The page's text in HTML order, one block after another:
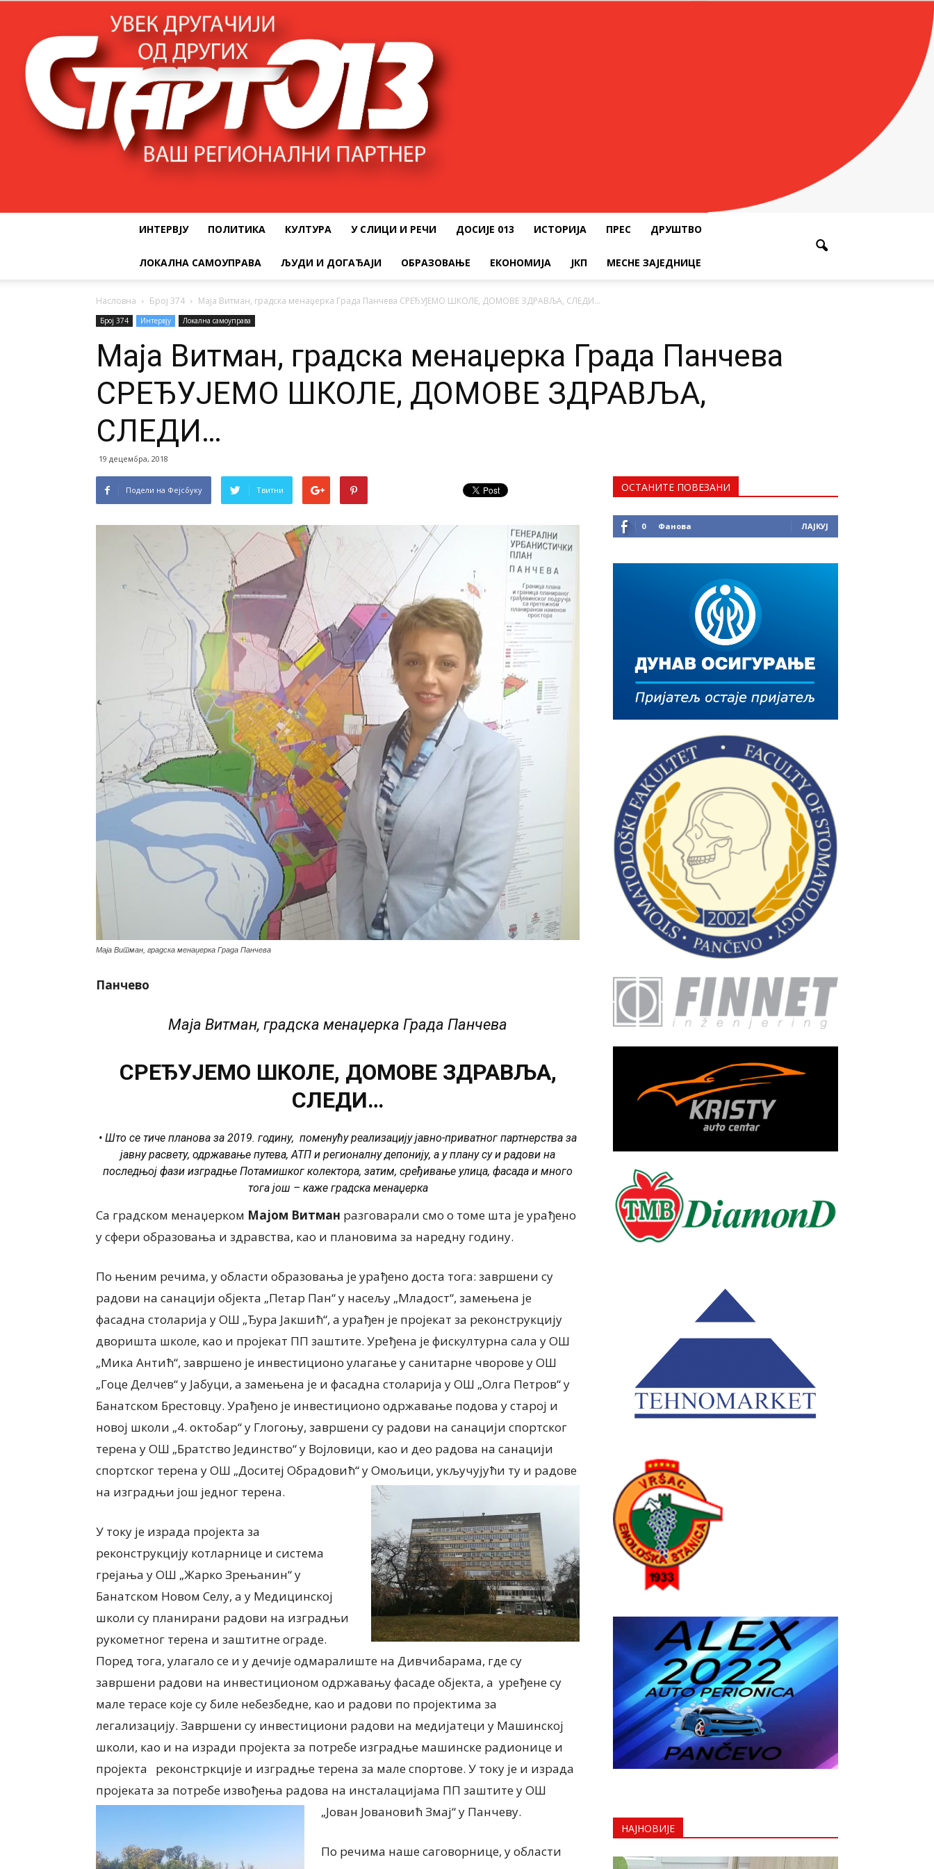
ИНТЕРВЈУ ПОЛИТИКА КУЛТУРА У СЛИЦИ И РЕЧИ ДОСИЈЕ 013 ИСТОРИЈА ПРЕС ДРУШТВО
ЛОКАЛНА САМОУПРАВА ЉУДИ И ДОГАЂАЈИ ОБРАЗОВАЊЕ ЕКОНОМИЈА ЈКП МЕСНЕ ЗАЈЕДНИЦЕ
Насловна Број 374 Маја Витман, градска менаџерка Града Панчева СРЕЂУЈЕМО ШКОЛЕ, ДОМОВЕ ЗДРАВЉА, СЛЕДИ…
Број 374 Интервју Локална самоуправа
Маја Витман, градска менаџерка Града Панчева
СРЕЂУЈЕМО ШКОЛЕ, ДОМОВЕ ЗДРАВЉА,
СЛЕДИ…
19 децембра, 2018
Подели на Фејсбуку Твитни
Маја Витман, градска менаџерка Града Панчева
Панчево
Маја Витман, градска менаџерка Града Панчева
СРЕЂУЈЕМО ШКОЛЕ, ДОМОВЕ ЗДРАВЉА,
СЛЕДИ…
• Што се тиче планова за 2019. годину, поменућу реализацију јавно-приватног партнерства за
јавну расвету, одржавање путева, АТП и регионалну депонију, а у плану су и радови на
последњој фази изградње Потамишког колектора, затим, сређивање улица, фасада и много
тога још – каже градска менаџерка
Са градском менаџерком Мајом Витман разговарали смо о томе шта је урађено
у сфери образовања и здравства, као и плановима за наредну годину.
По њеним речима, у области образовања је урађено доста тога: завршени су
радови на санацији објекта „Петар Пан“ у насељу „Младост“, замењена је
фасадна столарија у ОШ „Ђура Јакшић“, а урађен је пројекат за реконструкцију
дворишта школе, као и пројекат ПП заштите. Уређена је фискултурна сала у ОШ
„Мика Антић“, завршено је инвестиционо улагање у санитарне чворове у ОШ
„Гоце Делчев“ у Јабуци, а замењена је и фасадна столарија у ОШ „Олга Петров“ у
Банатском Брестовцу. Урађено је инвестиционо одржавање подова у старој и
новој школи „4. октобар“ у Глогоњу, завршени су радови на санацији спортског
терена у ОШ „Братство Јединство“ у Војловици, као и део радова на санацији
спортског терена у ОШ „Доситеј Обрадовић“ у Омољици, укључујући ту и радове
на изградњи још једног терена.
У току је израда пројекта за
реконструкцију котларнице и система
грејања у ОШ „Жарко Зрењанин“ у
Банатском Новом Селу, а у Медицинској
школи су планирани радови на изградњи
рукометног терена и заштитне ограде.
Поред тога, улагало се и у дечије одмаралиште на Дивчибарама, где су
завршени радови на инвестиционом одржавању фасаде објекта, а уређене су
мале терасе које су биле небезбедне, као и радови по пројектима за
легализацију. Завршени су инвестициони радови на медијатеци у Машинској
школи, као и на изради пројекта за потребе изградње машинске радионице и
пројекта реконстркције и изградње терена за мале спортове. У току је и израда
пројеката за потребе извођења радова на инсталацијама ПП заштите у ОШ
„Јован Јовановић Змај“ у Панчеву.
По речима наше саговорнице, у области
ОСТАНИТЕ ПОВЕЗАНИ
0 Фанова ЛАЈКУЈ
НАЈНОВИЈЕ